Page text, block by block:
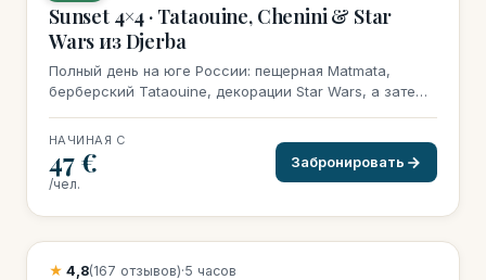
Sunset 4×4 · Tataouine, Chenini & Star
Wars из Djerba
Полный день на юге России: пещерная Matmata,
берберский Tataouine, декорации Star Wars, а затем
НАЧИНАЯ С
47 €
/чел.
Забронировать
★ 4,8(167 отзывов)·5 часов